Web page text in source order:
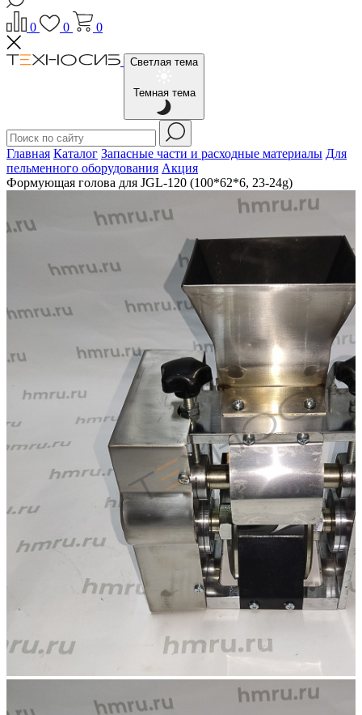
0 0 0
Светлая тема
Темная тема
Главная Каталог Запасные части и расходные материалы Для
пельменного оборудования Акция
Формующая голова для JGL-120 (100*62*6, 23-24g)